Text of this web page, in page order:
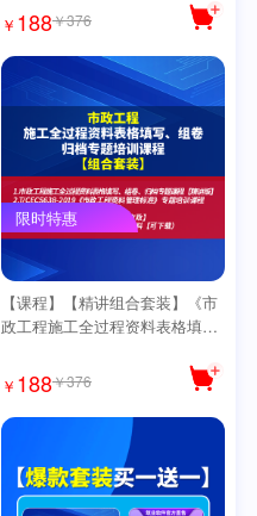
的更快 套餐更优惠【送思维导
图】
￥ 188￥376
限时特惠
【课程】【精讲组合套装】《市
政工程施工全过程资料表格填
送《思维导图》
￥ 188￥376